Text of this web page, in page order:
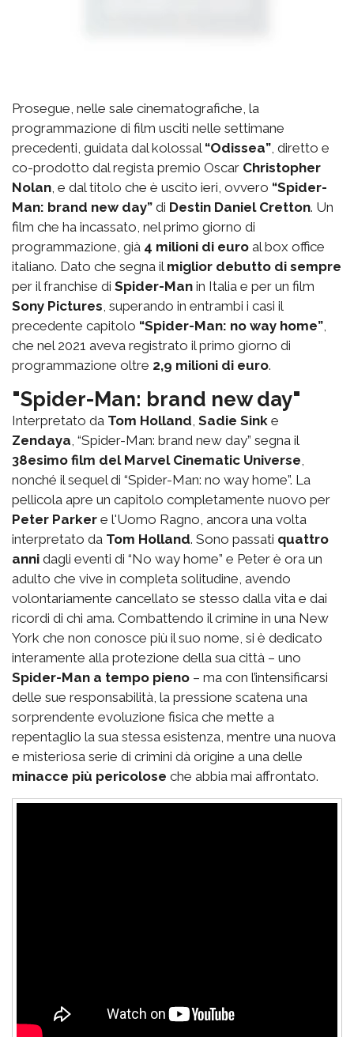
Prosegue, nelle sale cinematografiche, la
programmazione di film usciti nelle settimane
precedenti, guidata dal kolossal “Odissea”, diretto e
co-prodotto dal regista premio Oscar Christopher
Nolan, e dal titolo che è uscito ieri, ovvero “Spider-
Man: brand new day” di Destin Daniel Cretton. Un
film che ha incassato, nel primo giorno di
programmazione, già 4 milioni di euro al box office
italiano. Dato che segna il miglior debutto di sempre
per il franchise di Spider-Man in Italia e per un film
Sony Pictures, superando in entrambi i casi il
precedente capitolo “Spider-Man: no way home”,
che nel 2021 aveva registrato il primo giorno di
programmazione oltre 2,9 milioni di euro.
"Spider-Man: brand new day"
Interpretato da Tom Holland, Sadie Sink e
Zendaya, “Spider-Man: brand new day” segna il
38esimo film del Marvel Cinematic Universe,
nonché il sequel di “Spider-Man: no way home”. La
pellicola apre un capitolo completamente nuovo per
Peter Parker e l'Uomo Ragno, ancora una volta
interpretato da Tom Holland. Sono passati quattro
anni dagli eventi di “No way home” e Peter è ora un
adulto che vive in completa solitudine, avendo
volontariamente cancellato se stesso dalla vita e dai
ricordi di chi ama. Combattendo il crimine in una New
York che non conosce più il suo nome, si è dedicato
interamente alla protezione della sua città – uno
Spider-Man a tempo pieno – ma con l’intensificarsi
delle sue responsabilità, la pressione scatena una
sorprendente evoluzione fisica che mette a
repentaglio la sua stessa esistenza, mentre una nuova
e misteriosa serie di crimini dà origine a una delle
minacce più pericolose che abbia mai affrontato.